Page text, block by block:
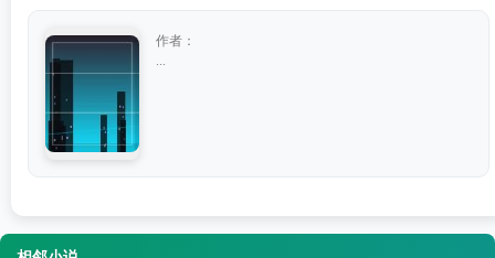
作者：